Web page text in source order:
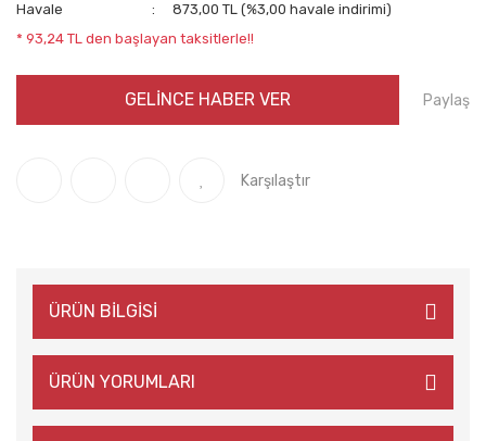
Havale
873,00 TL (%3,00 havale indirimi)
* 93,24 TL den başlayan taksitlerle!!
GELİNCE HABER VER Paylaş
Karşılaştır
ÜRÜN BİLGİSİ
ÜRÜN YORUMLARI